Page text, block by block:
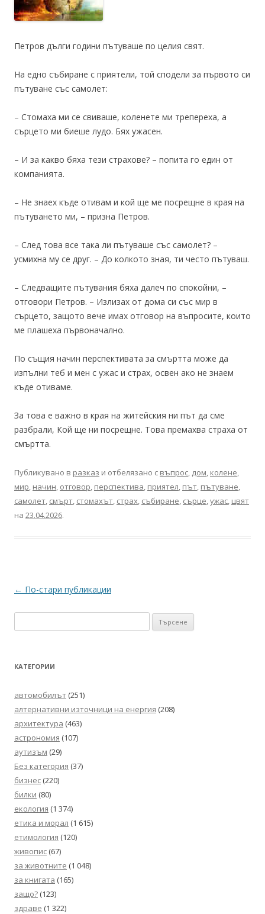
Петров дълги години пътуваше по целия свят.
На едно събиране с приятели, той сподели за първото си
пътуване със самолет:
– Стомаха ми се свиваше, коленете ми трепереха, а
сърцето ми биеше лудо. Бях ужасен.
– И за какво бяха тези страхове? – попита го един от
компанията.
– Не знаех къде отивам и кой ще ме посрещне в края на
пътуването ми, – призна Петров.
– След това все така ли пътуваше със самолет? –
усмихна му се друг. – До колкото зная, ти често пътуваш.
– Следващите пътувания бяха далеч по спокойни, –
отговори Петров. – Излизах от дома си със мир в
сърцето, защото вече имах отговор на въпросите, които
ме плашеха първоначално.
По същия начин перспективата за смъртта може да
изпълни теб и мен с ужас и страх, освен ако не знаем
къде отиваме.
За това е важно в края на житейския ни път да сме
разбрали, Кой ще ни посрещне. Това премахва страха от
смъртта.
Публикувано в разказ и отбелязано с въпрос, дом, колене,
мир, начин, отговор, перспектива, приятел, път, пътуване,
самолет, смърт, стомахът, страх, събиране, сърце,ужас, цвят
на 23.04.2026.
Навигация
← По-стари публикации
за:
КАТЕГОРИИ
автомобилът (251)
алтернативни източници на енергия (208)
архитектура (463)
астрономия (107)
аутизъм (29)
Без категория (37)
бизнес (220)
билки (80)
екология (1 374)
етика и морал (1 615)
етимология (120)
живопис (67)
за животните (1 048)
за книгата (165)
защо? (123)
здраве (1 322)